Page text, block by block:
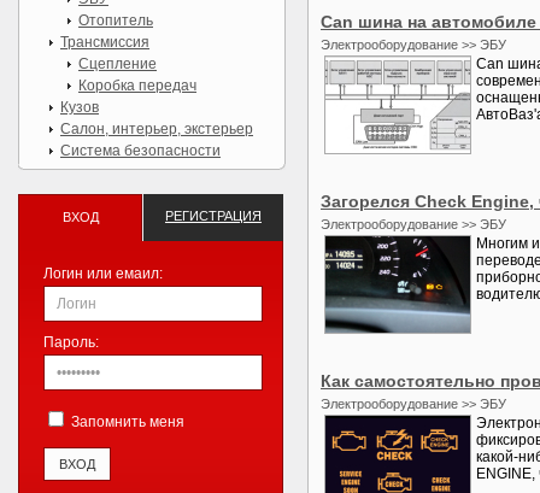
Сan шина на
Электрооборудование >> ЭБУ
Can
Загорелся Check Engine,
Электрооборудование >> ЭБУ
Многим
Как самостоятельно
Электрооборудование >> ЭБУ
какой-
Отопитель
Трансмиссия
Сцепление
Коробка передач
Кузов
Салон, интерьер, экстерьер
Система безопасности
ВХОД РЕГИСТРАЦИЯ
Логин или емаил:
Пароль:
Запомнить меня